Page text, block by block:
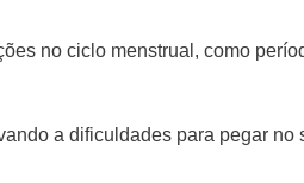
no ciclo menstrual, como
a dificuldades para pegar no